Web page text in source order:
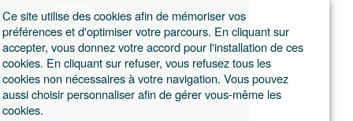
Les hors-séries
Mentions légales
Conditions
générales de
ventes
Ce site utilise des cookies afin de mémoriser vos
préférences et d'optimiser votre parcours. En cliquant sur
accepter, vous donnez votre accord pour l'installation de ces
cookies. En cliquant sur refuser, vous refusez tous les
cookies non nécessaires à votre navigation. Vous pouvez
aussi choisir personnaliser afin de gérer vous-même les
cookies.